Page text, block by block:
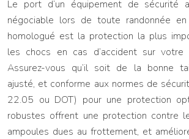
Le port d’un équipement de sécurité
négociable lors de toute randonnée
homologué est la protection la plus
les chocs en cas d’accident sur votre
Assurez-vous qu’il soit de la bonne
ajusté, et conforme aux normes de
22.05 ou DOT) pour une protection
robustes offrent une protection contre
ampoules dues au frottement, et